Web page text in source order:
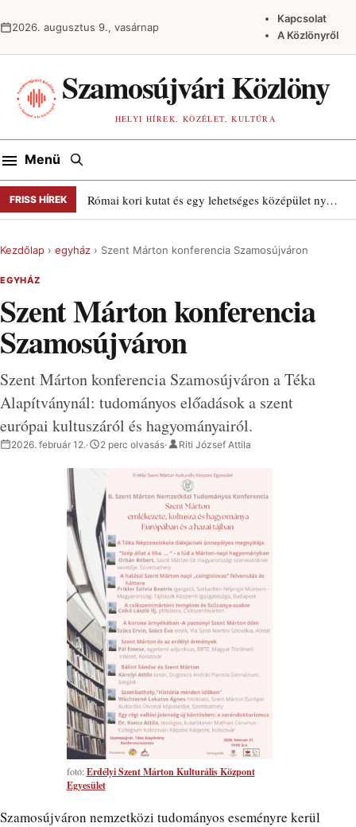
2026. augusztus 9., vasárnap
Kapcsolat
A Közlönyről
Szamosújvári Közlöny
HELYI HÍREK, KÖZÉLET, KULTÚRA
Menü Keresés
FRISS HÍREK Római kori kutat és egy lehetséges középület nyomait találták Szamosújváron
Kezdőlap › egyház › Szent Márton konferencia Szamosújváron
EGYHÁZ
Szent Márton konferencia
Szamosújváron
Szent Márton konferencia Szamosújváron a Téka
Alapítványnál: tudományos előadások a szent
európai kultuszáról és hagyományairól.
2026. február 12.· 2 perc olvasás· Riti József Attila
fotó:Erdélyi Szent Márton Kulturális Központ
Egyesület
Szamosújváron nemzetközi tudományos eseményre kerül